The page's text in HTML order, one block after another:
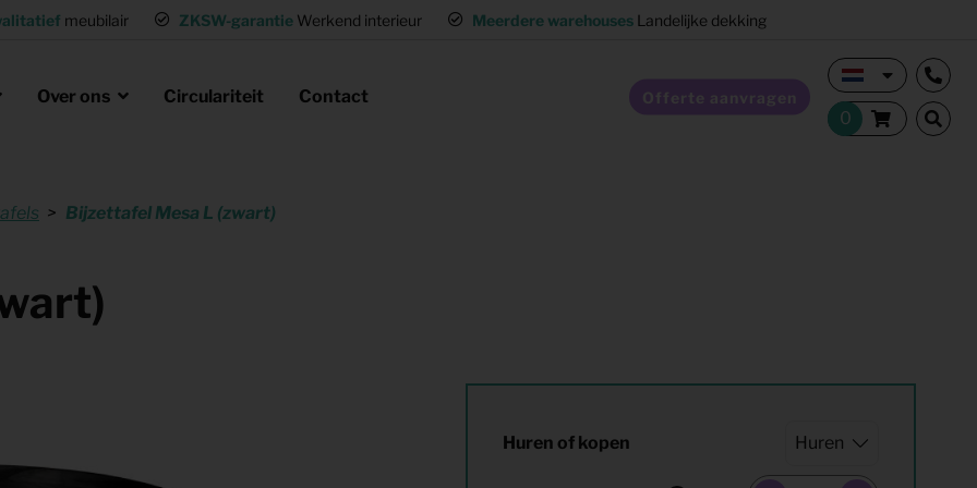
meubilair ZKSW-garantie Werkend interieur Meerdere warehouses Landelijke dekking
Over ons Circulariteit Contact Offerte aanvragen
huren
of wisselwoning
Studentenhuisvesting
Co-living
missie
Bijzettafel Mesa L (zwart)
Huren of kopen